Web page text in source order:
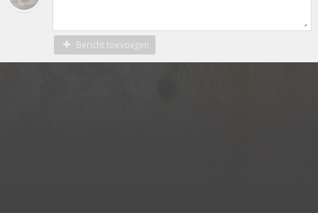
Bericht toevoegen